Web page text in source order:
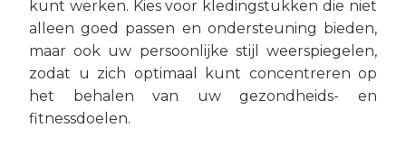
kunt werken. Kies voor kledingstukken die niet
alleen goed passen en ondersteuning bieden,
maar ook uw persoonlijke stijl weerspiegelen,
zodat u zich optimaal kunt concentreren op
het behalen van uw gezondheids- en
fitnessdoelen.